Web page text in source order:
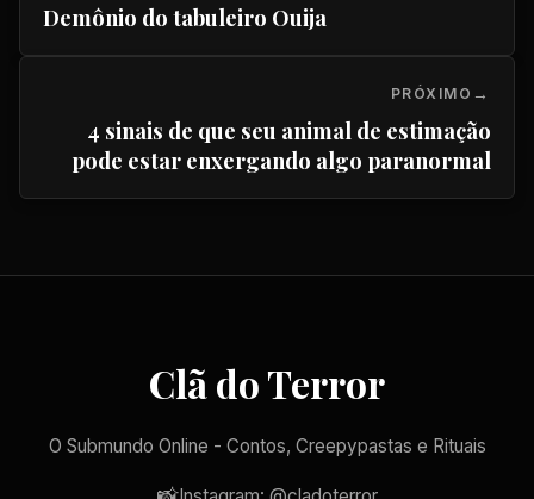
Demônio do tabuleiro Ouija
PRÓXIMO
4 sinais de que seu animal de estimação
pode estar enxergando algo paranormal
Clã do Terror
O Submundo Online - Contos, Creepypastas e Rituais